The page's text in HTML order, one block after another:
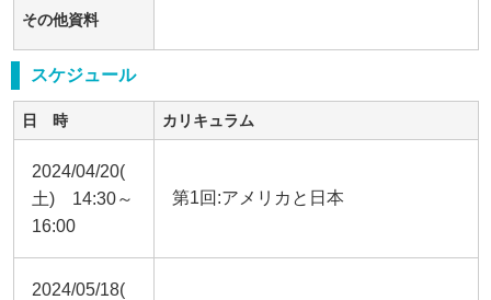
その他資料
スケジュール
日 時 カリキュラム
2024/04/20(
土) 14:30～
16:00
第1回:アメリカと日本
2024/05/18(